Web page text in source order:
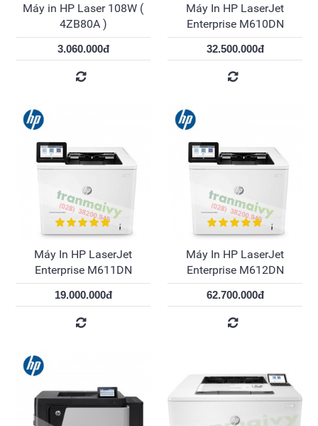
Máy in HP Laser 108W (
4ZB80A )
3.060.000đ
Máy In HP LaserJet
Enterprise M610DN
32.500.000đ
Máy In HP LaserJet
Enterprise M611DN
19.000.000đ
Máy In HP LaserJet
Enterprise M612DN
62.700.000đ